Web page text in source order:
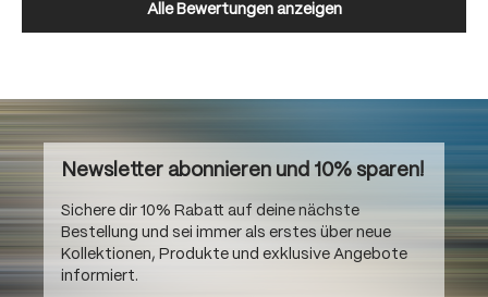
Alle Bewertungen anzeigen
Newsletter abonnieren und 10% sparen!
Sichere dir 10% Rabatt auf deine nächste
Bestellung und sei immer als erstes über neue
Kollektionen, Produkte und exklusive Angebote
informiert.